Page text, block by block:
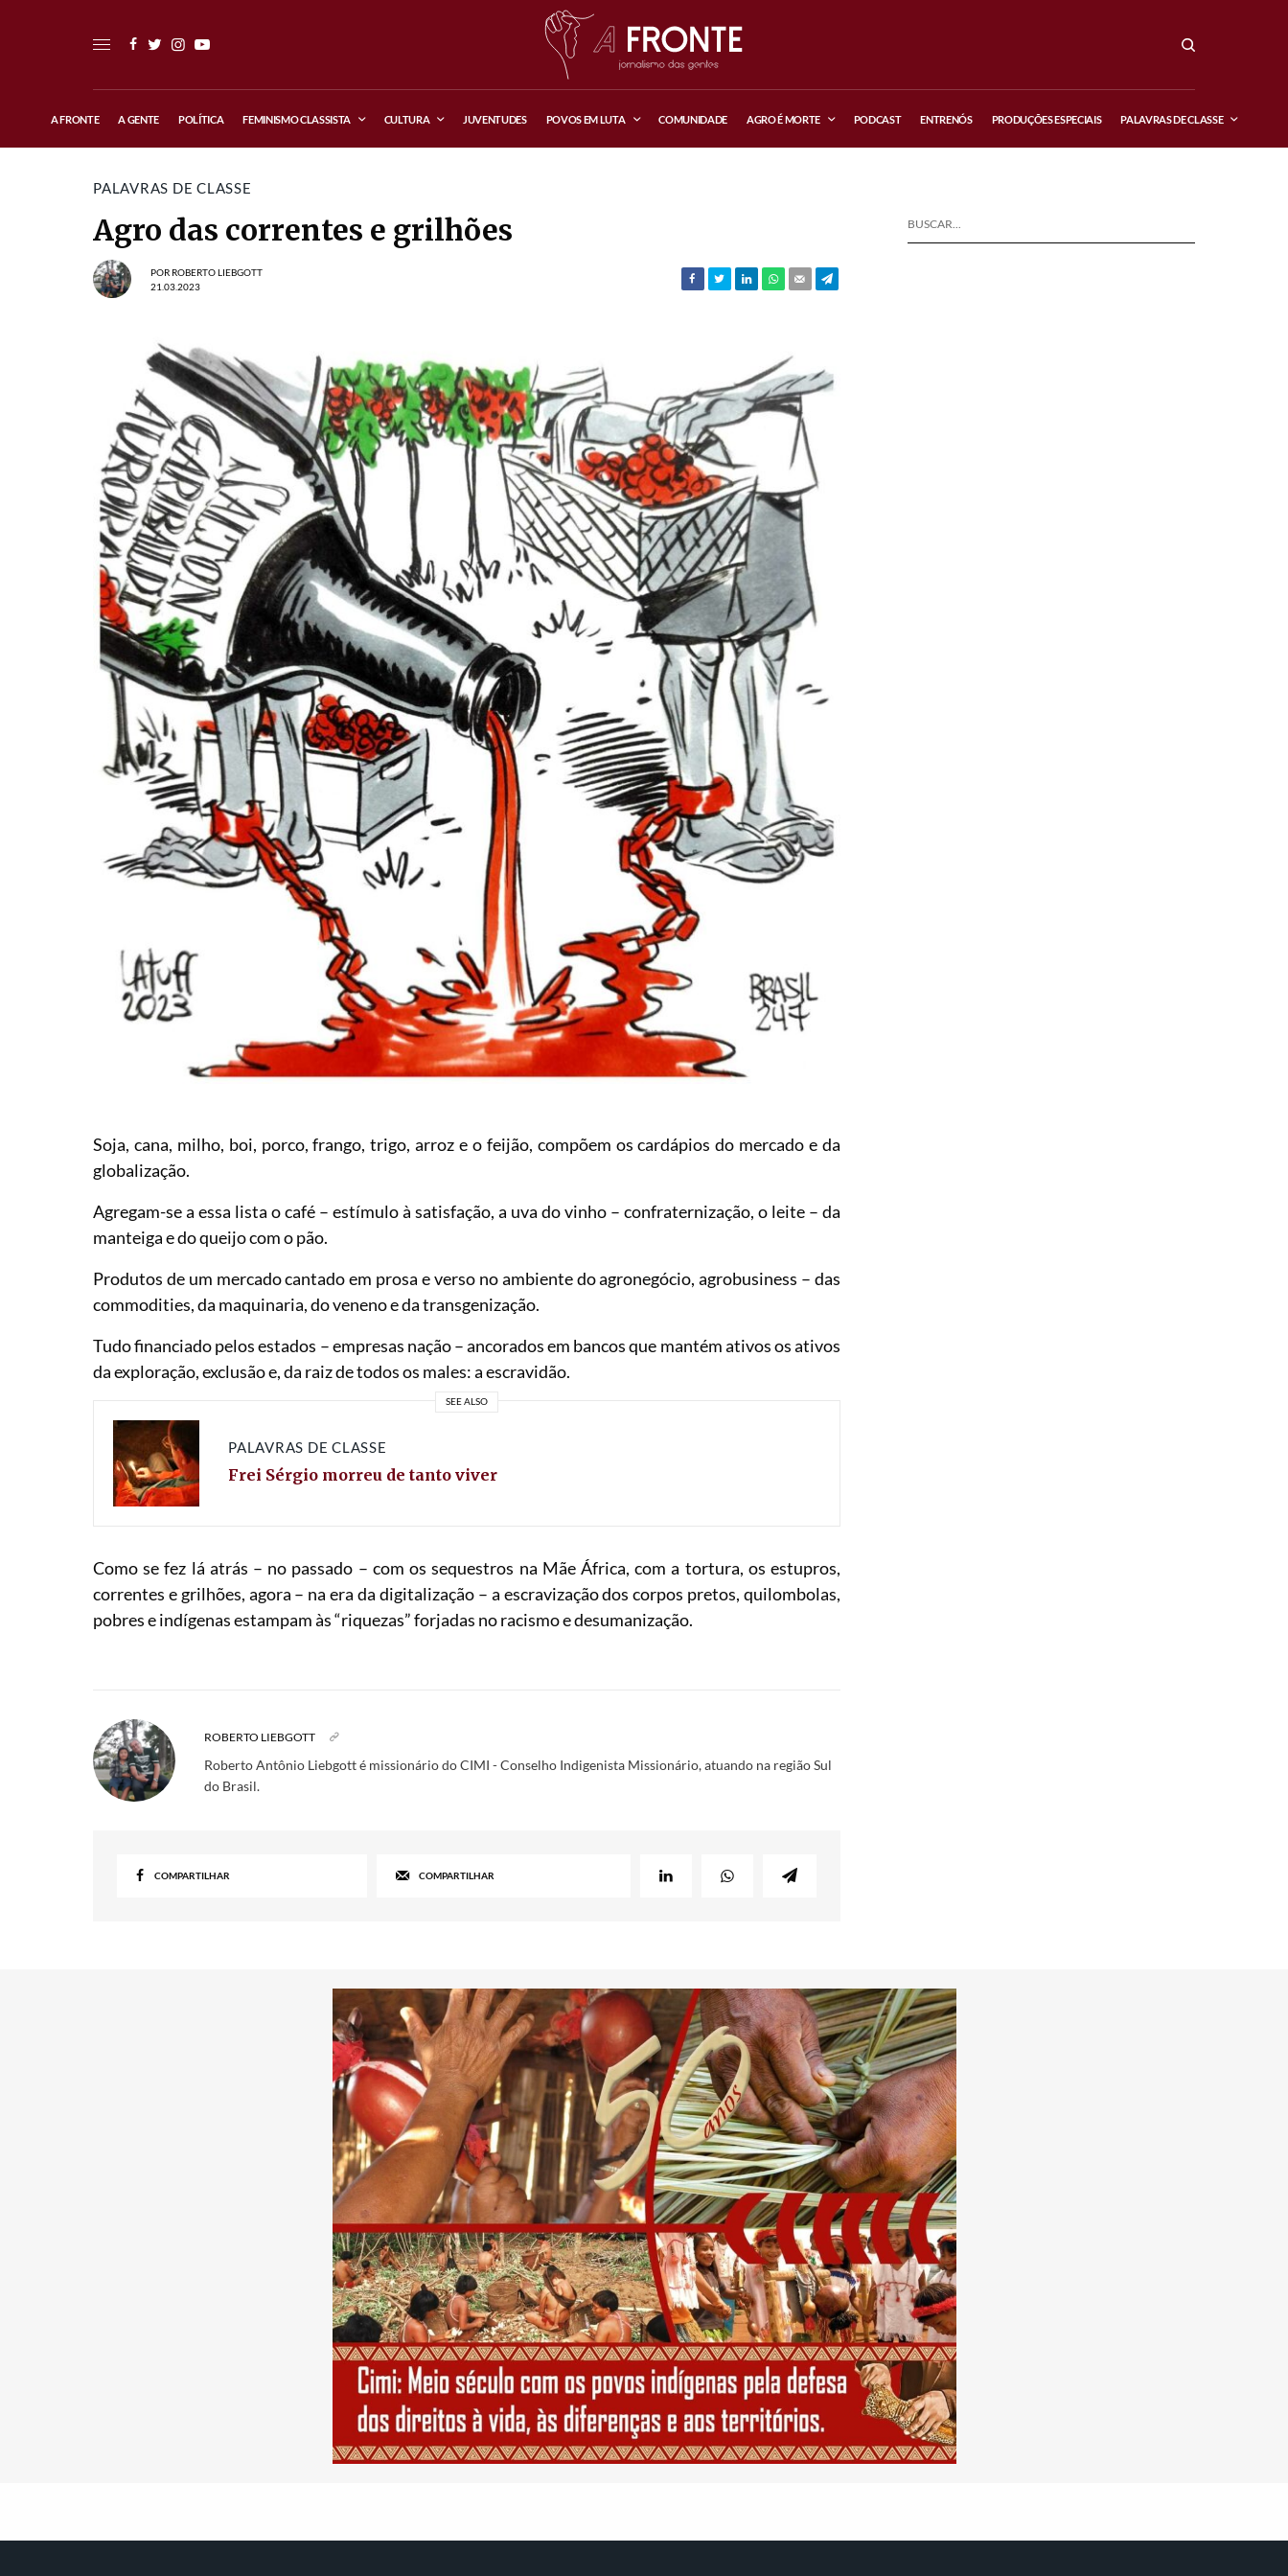
A FRONTE A GENTE POLÍTICA FEMINISMO CLASSISTA CULTURA JUVENTUDES POVOS EM LUTA COMUNIDADE AGRO É MORTE PODCAST ENTRENÓS PRODUÇÕES ESPECIAIS PALAVRAS DE CLASSE
PALAVRAS DE CLASSE
Agro das correntes e grilhões
POR ROBERTO LIEBGOTT
21.03.2023
Soja, cana, milho, boi, porco, frango, trigo, arroz e o feijão, compõem os cardápios do mercado e da
globalização.
Agregam-se a essa lista o café – estímulo à satisfação, a uva do vinho – confraternização, o leite – da
manteiga e do queijo com o pão.
Produtos de um mercado cantado em prosa e verso no ambiente do agronegócio, agrobusiness – das
commodities, da maquinaria, do veneno e da transgenização.
Tudo financiado pelos estados – empresas nação – ancorados em bancos que mantém ativos os ativos
da exploração, exclusão e, da raiz de todos os males: a escravidão.
SEE ALSO
PALAVRAS DE CLASSE
Frei Sérgio morreu de tanto viver
Como se fez lá atrás – no passado – com os sequestros na Mãe África, com a tortura, os estupros,
correntes e grilhões, agora – na era da digitalização – a escravização dos corpos pretos, quilombolas,
pobres e indígenas estampam às “riquezas” forjadas no racismo e desumanização.
ROBERTO LIEBGOTT
Roberto Antônio Liebgott é missionário do CIMI - Conselho Indigenista Missionário, atuando na região Sul
do Brasil.
COMPARTILHAR COMPARTILHAR